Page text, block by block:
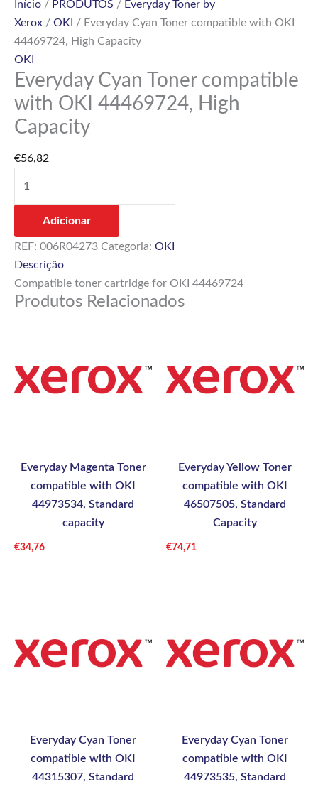
Início / PRODUTOS / Everyday Toner by
Xerox / OKI
/ Everyday Cyan Toner compatible with OKI
44469724, High Capacity
OKI
Everyday Cyan Toner compatible
with OKI 44469724, High
Capacity
€56,82
Adicionar
REF: 006R04273 Categoria: OKI
Descrição
Compatible toner cartridge for OKI 44469724
Produtos Relacionados
Everyday Magenta Toner
compatible with OKI
44973534, Standard
capacity
€34,76
Everyday Yellow Toner
compatible with OKI
46507505, Standard
Capacity
€74,71
Everyday Cyan Toner
compatible with OKI
44315307, Standard
Everyday Cyan Toner
compatible with OKI
44973535, Standard